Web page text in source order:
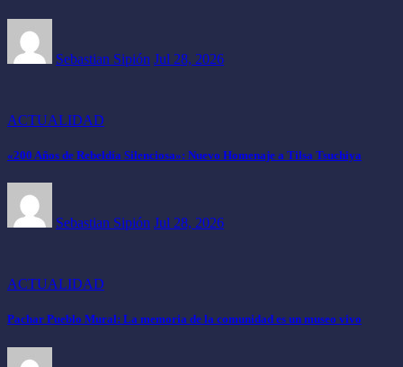
Sebastian Sipión Jul 28, 2026
ACTUALIDAD
«200 Años de Rebeldía Silenciosa»: Nuevo Homenaje a Tilsa Tsuchiya
Sebastian Sipión Jul 28, 2026
ACTUALIDAD
Pachar Pueblo Mural: La memoria de la comunidad es un museo vivo